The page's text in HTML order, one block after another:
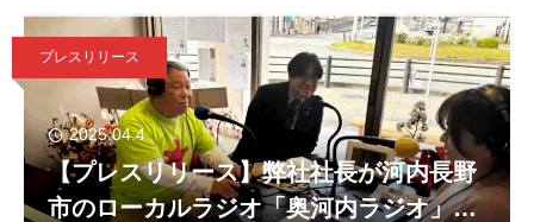
な皆
プレスリリース
2025.04.4
【プレスリリース】弊社社長が河内長野
市のローカルラジオ「奥河内ラジオ」に